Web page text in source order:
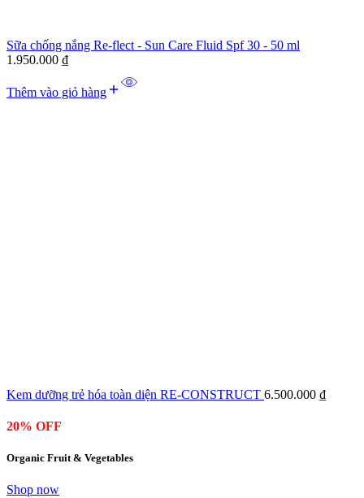
Sữa chống nắng Re-flect - Sun Care Fluid Spf 30 - 50 ml
1.950.000 ₫
Thêm vào giỏ hàng
Kem dưỡng trẻ hóa toàn diện RE-CONSTRUCT 6.500.000 ₫
20% OFF
Organic Fruit & Vegetables
Shop now